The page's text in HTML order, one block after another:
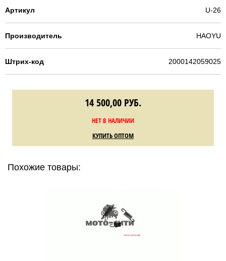
Артикул U-26
Производитель HAOYU
Штрих-код 2000142059025
14 500,00 РУБ.
НЕТ В НАЛИЧИИ
КУПИТЬ ОПТОМ
Похожие товары: